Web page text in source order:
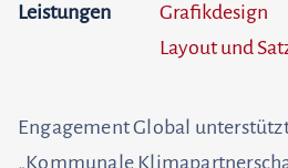
Leistungen
Grafikdesign
Layout und
Engagement Global
„Kommunale